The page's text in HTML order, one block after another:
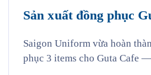
Sản xuất đồng phục
Saigon Uniform vừa hoàn
phục 3 items cho Guta Cafe